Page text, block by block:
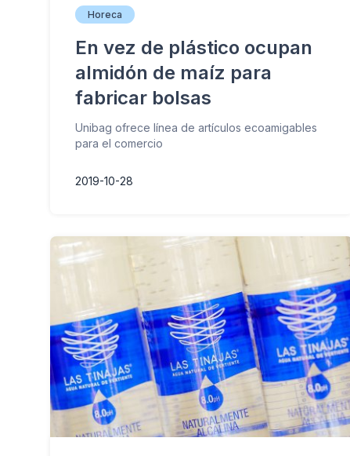
Horeca
En vez de plástico ocupan
almidón de maíz para
fabricar bolsas
Unibag ofrece línea de artículos ecoamigables
para el comercio
2019-10-28